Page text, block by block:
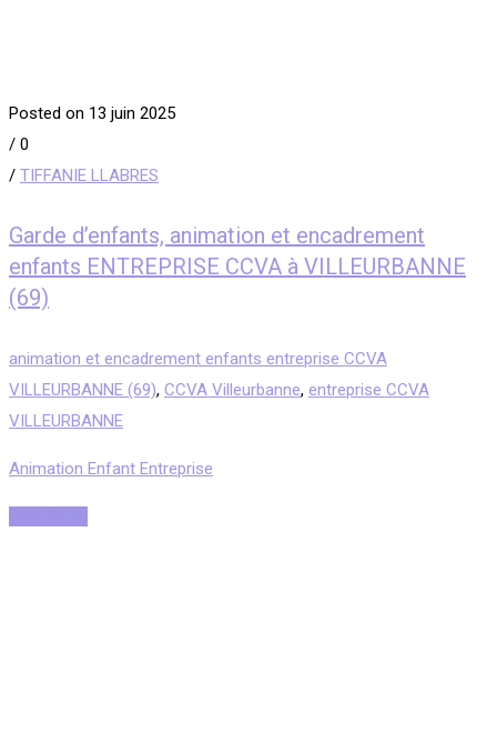
Posted on 13 juin 2025
/ 0
/ TIFFANIE LLABRES
Garde d’enfants, animation et encadrement
enfants ENTREPRISE CCVA à VILLEURBANNE
(69)
animation et encadrement enfants entreprise CCVA
VILLEURBANNE (69), CCVA Villeurbanne, entreprise CCVA
VILLEURBANNE
Animation Enfant Entreprise